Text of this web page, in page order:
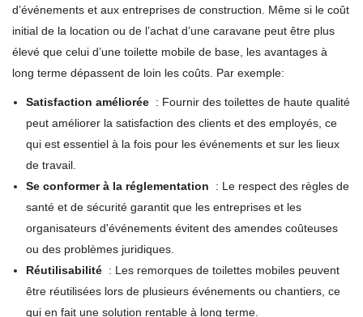
d’événements et aux entreprises de construction. Même si le coût
initial de la location ou de l’achat d’une caravane peut être plus
élevé que celui d’une toilette mobile de base, les avantages à
long terme dépassent de loin les coûts. Par exemple:
Satisfaction améliorée : Fournir des toilettes de haute qualité
peut améliorer la satisfaction des clients et des employés, ce
qui est essentiel à la fois pour les événements et sur les lieux
de travail.
Se conformer à la réglementation
: Le respect des règles de
santé et de sécurité garantit que les entreprises et les
organisateurs d'événements évitent des amendes coûteuses
ou des problèmes juridiques.
Réutilisabilité : Les remorques de toilettes mobiles peuvent
être réutilisées lors de plusieurs événements ou chantiers, ce
qui en fait une solution rentable à long terme.